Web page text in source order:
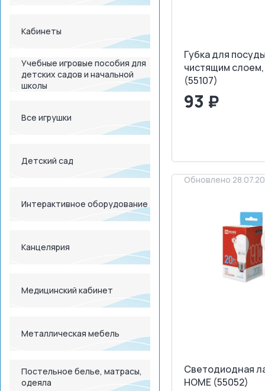
Кабинеты
Учебные игровые пособия для
детских садов и начальной
школы
Все игрушки
Детский сад
Интерактивное оборудование
Канцелярия
Медицинский кабинет
Металлическая мебель
Постельное белье, матрасы,
одеяла
Губка для
чистящим
(55107)
93 ₽
Обновлено
Светодиодная
HOME (55052)